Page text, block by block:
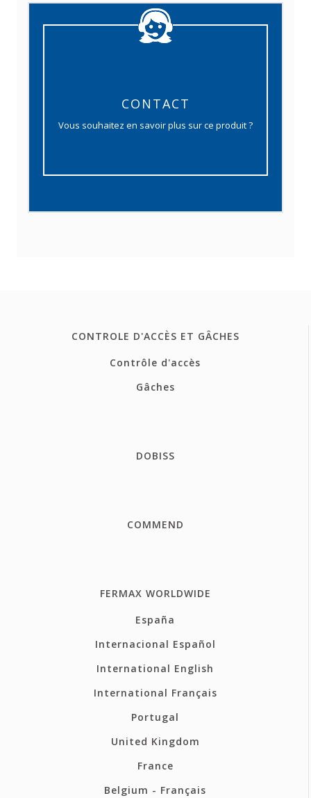
CONTACT
Vous souhaitez en savoir plus sur ce produit ?
CONTROLE D'ACCÈS ET GÂCHES
Contrôle d'accès
Gâches
DOBISS
COMMEND
FERMAX WORLDWIDE
España
Internacional Español
International English
International Français
Portugal
United Kingdom
France
Belgium - Français